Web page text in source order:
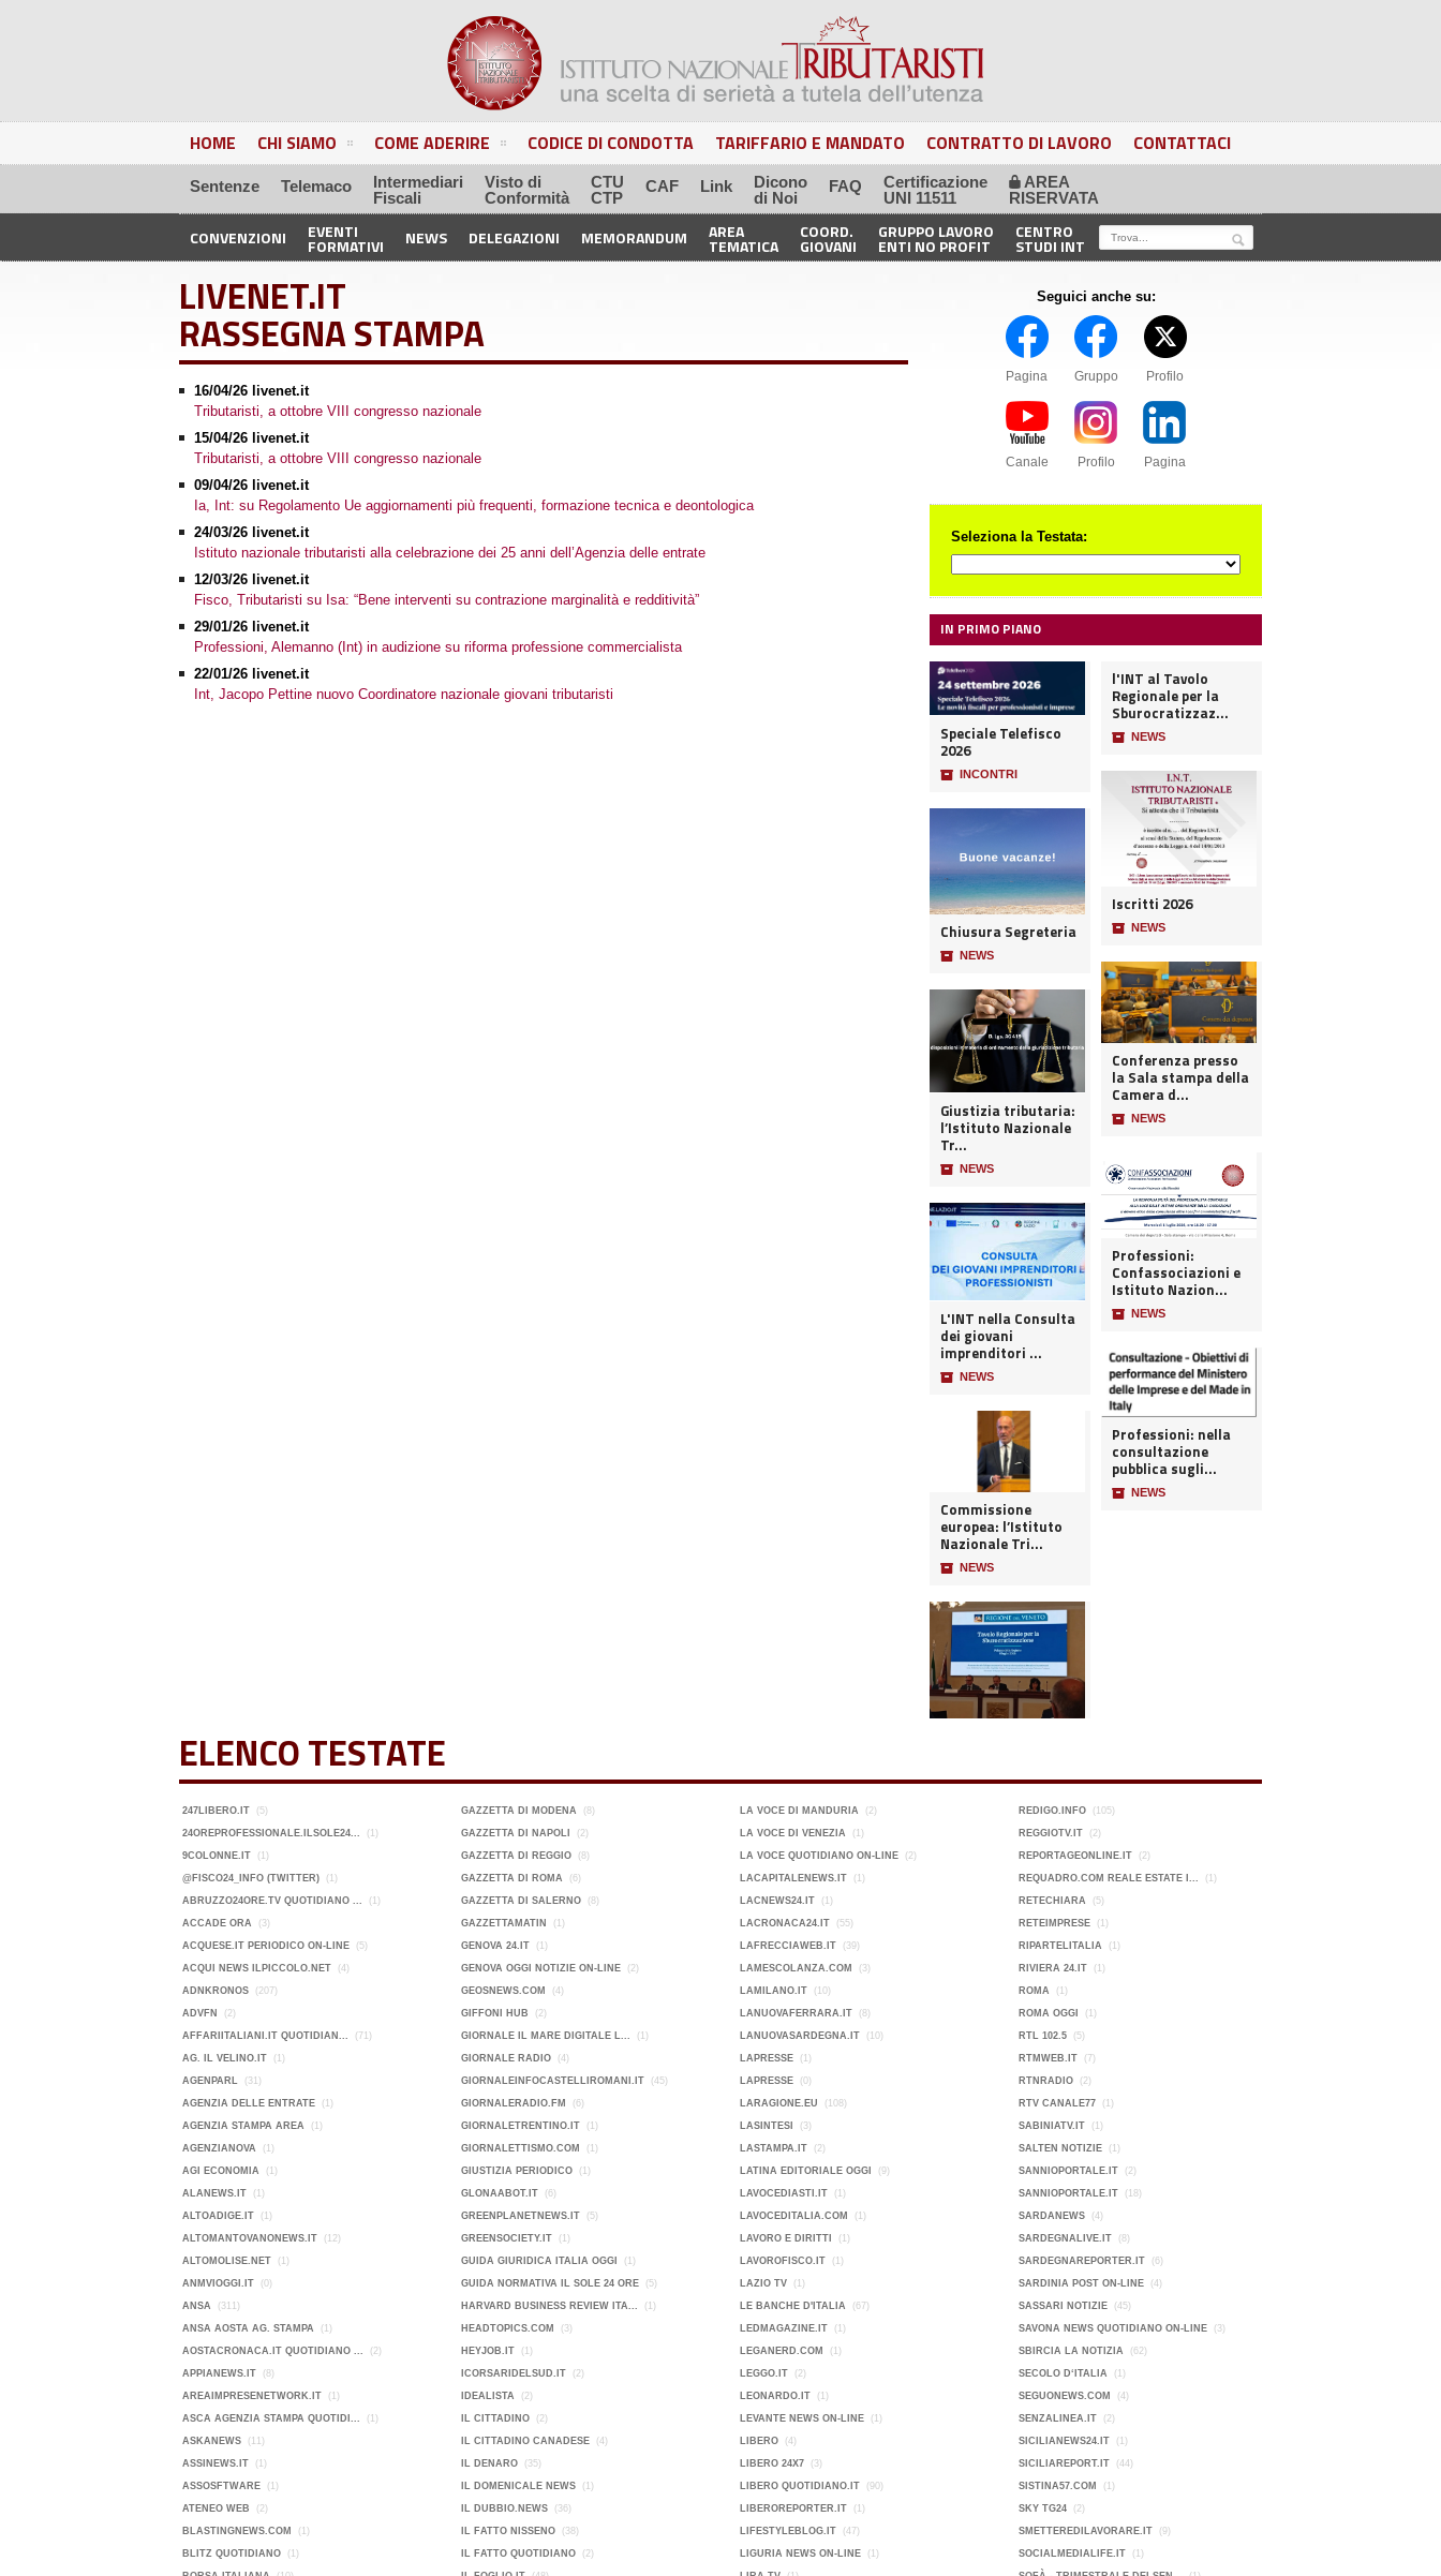
HOME CHI SIAMO COME ADERIRE CODICE DI CONDOTTA TARIFFARIO E MANDATO CONTRATTO DI LAVORO CONTATTACI
Sentenze Telemaco
Intermediari
Fiscali
Visto di
Conformità
CTU
CTP
CAF Link
Dicono
di Noi
FAQ
Certificazione
UNI 11511
🔒 AREA
RISERVATA
CONVENZIONI EVENTI
FORMATIVI NEWS DELEGAZIONI MEMORANDUM AREA
TEMATICA
COORD.
GIOVANI
GRUPPO LAVORO
ENTI NO PROFIT
CENTRO
STUDI INT
LIVENET.IT
RASSEGNA STAMPA
16/04/26 livenet.it
Tributaristi, a ottobre VIII congresso nazionale
15/04/26 livenet.it
Tributaristi, a ottobre VIII congresso nazionale
09/04/26 livenet.it
Ia, Int: su Regolamento Ue aggiornamenti più frequenti, formazione tecnica e deontologica
24/03/26 livenet.it
Istituto nazionale tributaristi alla celebrazione dei 25 anni dell’Agenzia delle entrate
12/03/26 livenet.it
Fisco, Tributaristi su Isa: “Bene interventi su contrazione marginalità e redditività”
29/01/26 livenet.it
Professioni, Alemanno (Int) in audizione su riforma professione commercialista
22/01/26 livenet.it
Int, Jacopo Pettine nuovo Coordinatore nazionale giovani tributaristi
Seguici anche su:
Pagina Gruppo Profilo
Canale Profilo Pagina
Seleziona la Testata:
IN PRIMO PIANO
Speciale Telefisco
2026
📦 INCONTRI
Chiusura Segreteria
📦 NEWS
Giustizia tributaria:
l’Istituto Nazionale
Tr...
📦 NEWS
L'INT nella Consulta
dei giovani
imprenditori ...
📦 NEWS
Commissione
europea: l’Istituto
Nazionale Tri...
📦 NEWS
l'INT al Tavolo
Regionale per la
Sburocratizzaz...
📦 NEWS
Iscritti 2026
📦 NEWS
Conferenza presso
la Sala stampa della
Camera d...
📦 NEWS
Professioni:
Confassociazioni e
Istituto Nazion...
📦 NEWS
Professioni: nella
consultazione
pubblica sugli...
📦 NEWS
ELENCO TESTATE
247LIBERO.IT (5)
24OREPROFESSIONALE.ILSOLE24... (1)
9COLONNE.IT (1)
@FISCO24_INFO (TWITTER) (1)
ABRUZZO24ORE.TV QUOTIDIANO ... (1)
ACCADE ORA (3)
ACQUESE.IT PERIODICO ON-LINE (5)
ACQUI NEWS ILPICCOLO.NET (4)
ADNKRONOS (207)
ADVFN (2)
AFFARIITALIANI.IT QUOTIDIAN... (71)
AG. IL VELINO.IT (1)
AGENPARL (31)
AGENZIA DELLE ENTRATE (1)
AGENZIA STAMPA AREA (1)
AGENZIANOVA (1)
AGI ECONOMIA (1)
ALANEWS.IT (1)
ALTOADIGE.IT (1)
ALTOMANTOVANONEWS.IT (12)
ALTOMOLISE.NET (1)
ANMVIOGGI.IT (0)
ANSA (311)
ANSA AOSTA AG. STAMPA (1)
AOSTACRONACA.IT QUOTIDIANO ... (2)
APPIANEWS.IT (8)
AREAIMPRESENETWORK.IT (1)
ASCA AGENZIA STAMPA QUOTIDI... (1)
ASKANEWS (11)
ASSINEWS.IT (1)
ASSOSFTWARE (1)
ATENEO WEB (2)
BLASTINGNEWS.COM (1)
BLITZ QUOTIDIANO (1)
GAZZETTA DI MODENA (8)
GAZZETTA DI NAPOLI (2)
GAZZETTA DI REGGIO (8)
GAZZETTA DI ROMA (6)
GAZZETTA DI SALERNO (8)
GAZZETTAMATIN (1)
GENOVA 24.IT (1)
GENOVA OGGI NOTIZIE ON-LINE (2)
GEOSNEWS.COM (4)
GIFFONI HUB (2)
GIORNALE IL MARE DIGITALE L... (1)
GIORNALE RADIO (4)
GIORNALEINFOCASTELLIROMANI.IT (45)
GIORNALERADIO.FM (6)
GIORNALETRENTINO.IT (1)
GIORNALETTISMO.COM (1)
GIUSTIZIA PERIODICO (1)
GLONAABOT.IT (6)
GREENPLANETNEWS.IT (5)
GREENSOCIETY.IT (1)
GUIDA GIURIDICA ITALIA OGGI (1)
GUIDA NORMATIVA IL SOLE 24 ORE (5)
HARVARD BUSINESS REVIEW ITA... (1)
HEADTOPICS.COM (3)
HEYJOB.IT (1)
ICORSARIDELSUD.IT (2)
IDEALISTA (2)
IL CITTADINO (2)
IL CITTADINO CANADESE (4)
IL DENARO (35)
IL DOMENICALE NEWS (1)
IL DUBBIO.NEWS (36)
IL FATTO NISSENO (38)
IL FATTO QUOTIDIANO (2)
LA VOCE DI MANDURIA (2)
LA VOCE DI VENEZIA (1)
LA VOCE QUOTIDIANO ON-LINE (2)
LACAPITALENEWS.IT (1)
LACNEWS24.IT (1)
LACRONACA24.IT (55)
LAFRECCIAWEB.IT (39)
LAMESCOLANZA.COM (3)
LAMILANO.IT (10)
LANUOVAFERRARA.IT (8)
LANUOVASARDEGNA.IT (10)
LAPRESSE (1)
LAPRESSE (0)
LARAGIONE.EU (108)
LASINTESI (3)
LASTAMPA.IT (2)
LATINA EDITORIALE OGGI (9)
LAVOCEDIASTI.IT (1)
LAVOCEDITALIA.COM (1)
LAVORO E DIRITTI (1)
LAVOROFISCO.IT (1)
LAZIO TV (1)
LE BANCHE D'ITALIA (67)
LEDMAGAZINE.IT (1)
LEGANERD.COM (1)
LEGGO.IT (2)
LEONARDO.IT (1)
LEVANTE NEWS ON-LINE (1)
LIBERO (4)
LIBERO 24X7 (3)
LIBERO QUOTIDIANO.IT (90)
LIBEROREPORTER.IT (1)
LIFESTYLEBLOG.IT (47)
LIGURIA NEWS ON-LINE (1)
REDIGO.INFO (105)
REGGIOTV.IT (2)
REPORTAGEONLINE.IT (2)
REQUADRO.COM REALE ESTATE I... (1)
RETECHIARA (5)
RETEIMPRESE (1)
RIPARTELITALIA (1)
RIVIERA 24.IT (1)
ROMA (1)
ROMA OGGI (1)
RTL 102.5 (5)
RTMWEB.IT (7)
RTNRADIO (2)
RTV CANALE77 (1)
SABINIATV.IT (1)
SALTEN NOTIZIE (1)
SANNIOPORTALE.IT (2)
SANNIOPORTALE.IT (18)
SARDANEWS (4)
SARDEGNALIVE.IT (8)
SARDEGNAREPORTER.IT (6)
SARDINIA POST ON-LINE (4)
SASSARI NOTIZIE (45)
SAVONA NEWS QUOTIDIANO ON-LINE (3)
SBIRCIA LA NOTIZIA (62)
SECOLO D‘ITALIA (1)
SEGUONEWS.COM (4)
SENZALINEA.IT (2)
SICILIANEWS24.IT (1)
SICILIAREPORT.IT (44)
SISTINA57.COM (1)
SKY TG24 (2)
SMETTEREDILAVORARE.IT (9)
SOCIALMEDIALIFE.IT (1)